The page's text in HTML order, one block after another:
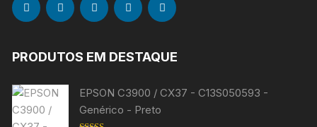
PRODUTOS EM DESTAQUE
EPSON C3900 / CX37 - C13S050593 -
Genérico - Preto